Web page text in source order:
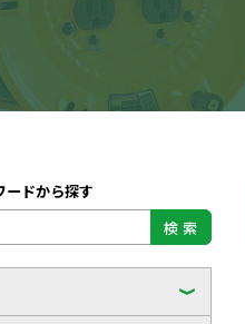
ードから探す
検 索